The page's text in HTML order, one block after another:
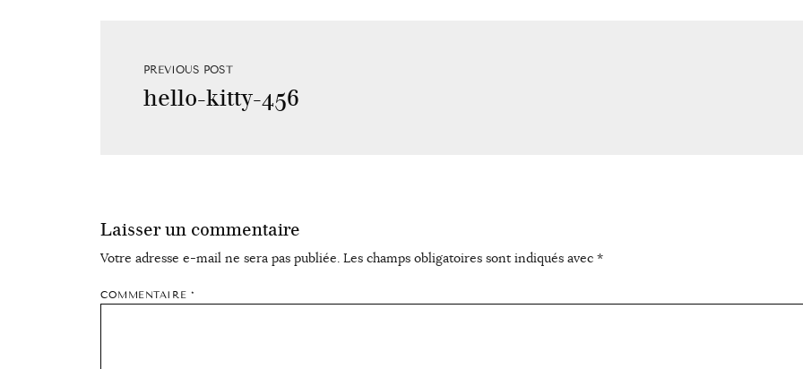
PREVIOUS POST
hello-kitty-456
Laisser un commentaire
Votre adresse e-mail ne sera pas publiée. Les champs obligatoires sont indiqués avec *
COMMENTAIRE *